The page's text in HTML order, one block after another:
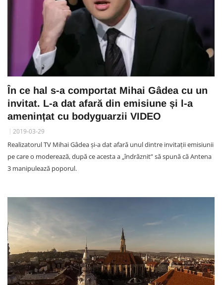
În ce hal s-a comportat Mihai Gâdea cu un
invitat. L-a dat afară din emisiune și l-a
amenințat cu bodyguarzii VIDEO
2019-03-29
Realizatorul TV Mihai Gâdea și-a dat afară unul dintre invitații emisiunii
pe care o moderează, după ce acesta a „îndrăznit” să spună că Antena
3 manipulează poporul.